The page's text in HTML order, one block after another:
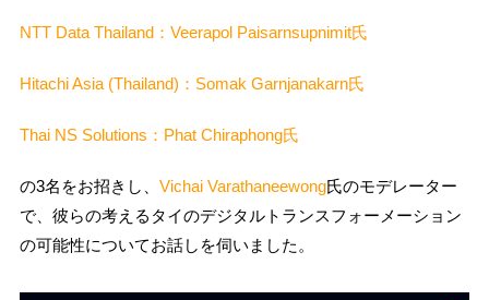
NTT Data Thailand：Veerapol Paisarnsupnimit氏
Hitachi Asia (Thailand)：Somak Garnjanakarn氏
Thai NS Solutions：Phat Chiraphong氏
の3名をお招きし、 Vichai Varathaneewong氏のモデレーター
で、彼らの考えるタイのデジタルトランスフォーメーション
の可能性についてお話しを伺いました。